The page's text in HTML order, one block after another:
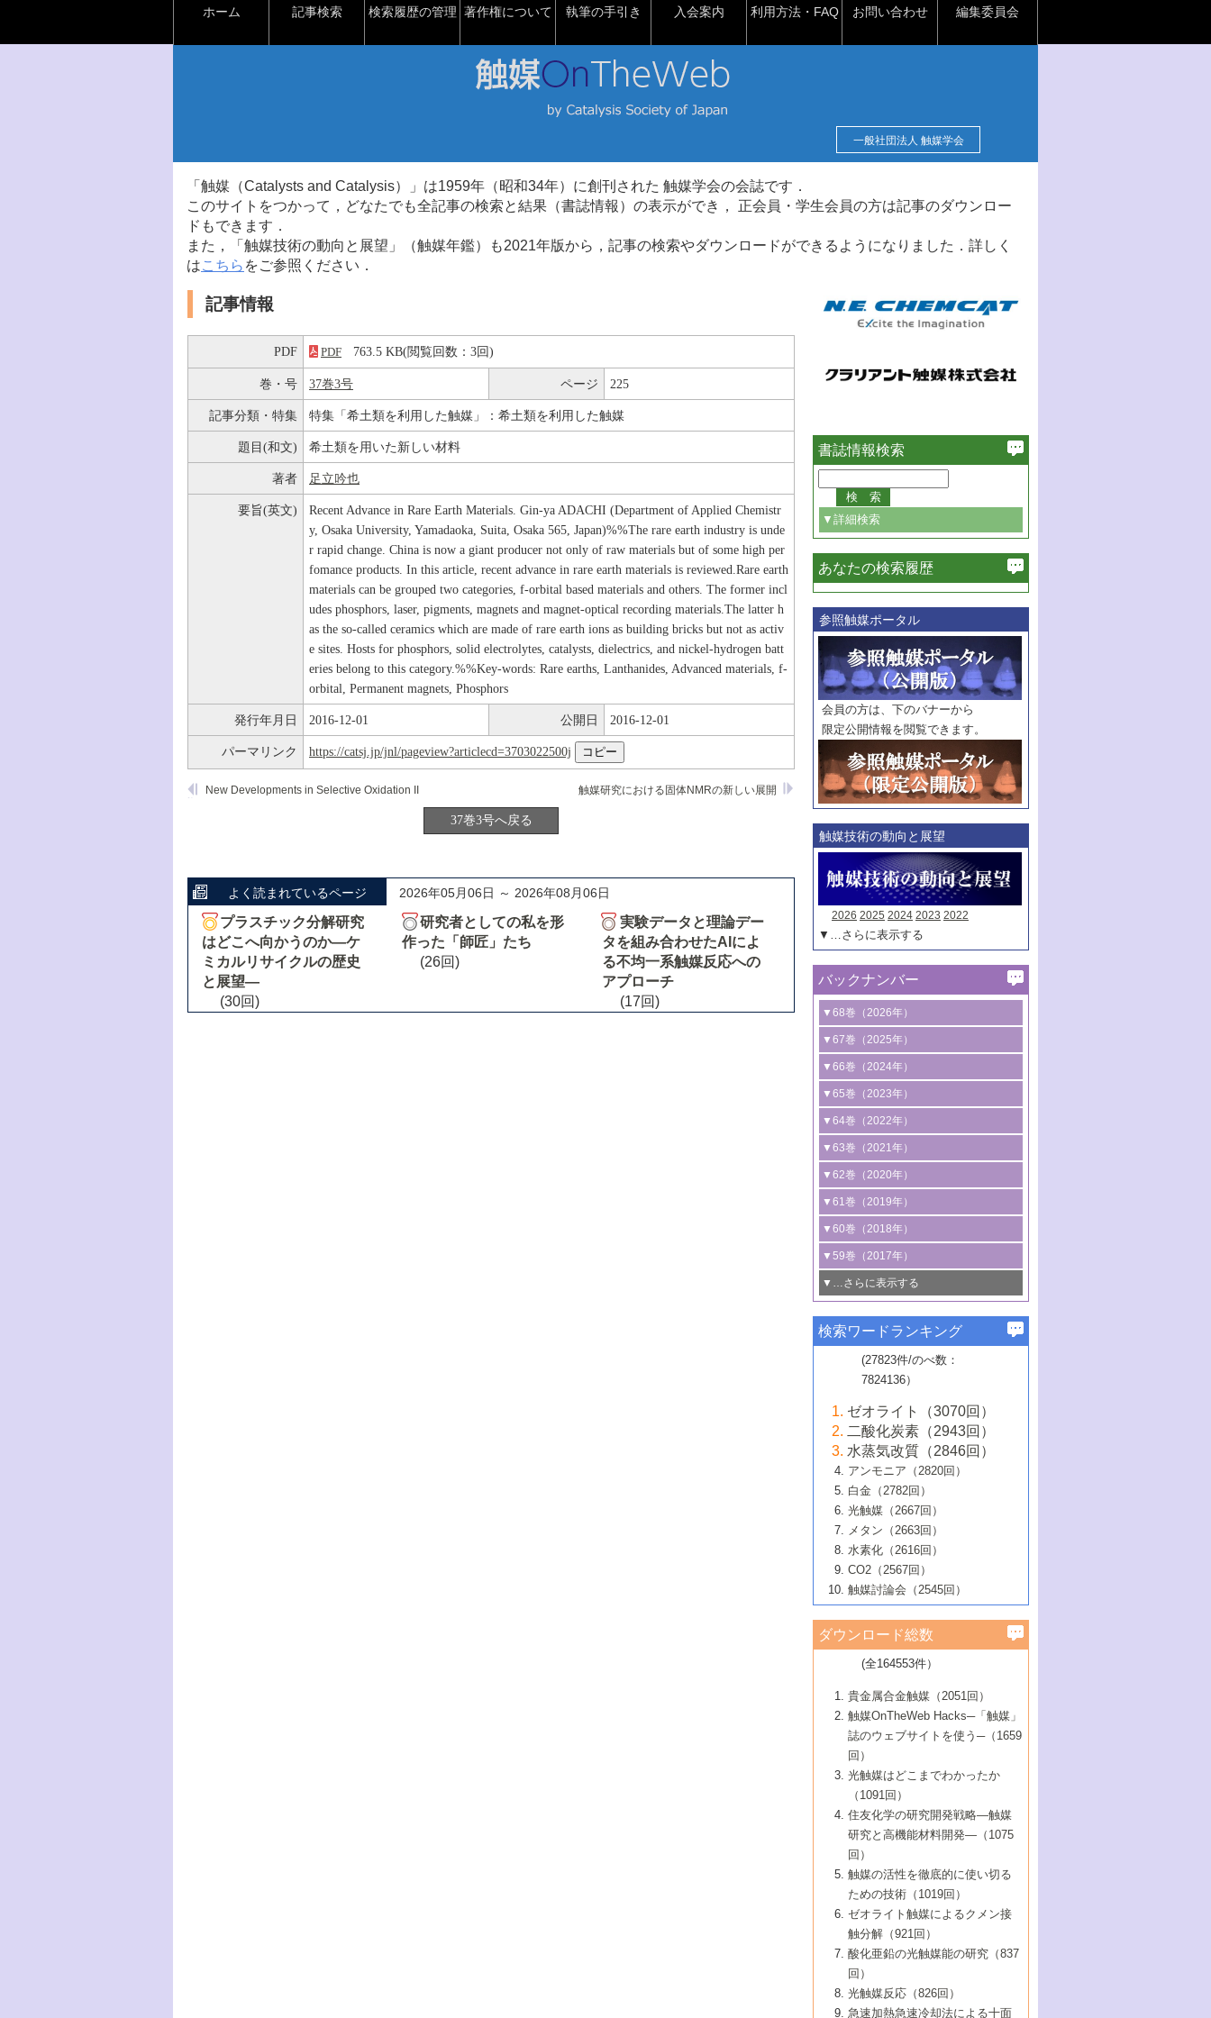
ホーム 記事検索 検索履歴の管理 著作権について 執筆の手引き 入会案内 利用方法・FAQ お問い合わせ 編集委員会
一般社団法人 触媒学会
「触媒（Catalysts and Catalysis）」は1959年（昭和34年）に創刊された 触媒学会の会誌です．
このサイトをつかって，どなたでも全記事の検索と結果（書誌情報）の表示ができ， 正会員・学生会員の方は記事のダウンロー
ドもできます．
また，「触媒技術の動向と展望」（触媒年鑑）も2021年版から，記事の検索やダウンロードができるようになりました．詳しく
はこちら をご参照ください．
記事情報
PDF PDF 763.5 KB(閲覧回数：3回)
巻・号 37巻3号 ページ 225
記事分類・特集 特集「希土類を利用した触媒」：希土類を利用した触媒
題目(和文) 希土類を用いた新しい材料
著者 足立吟也
要旨(英文)
Recent Advance in Rare Earth Materials. Gin-ya ADACHI (Department of Applied Chemistr
y, Osaka University, Yamadaoka, Suita, Osaka 565, Japan)%%The rare earth industry is unde
r rapid change. China is now a giant producer not only of raw materials but of some high per
fomance products. In this article, recent advance in rare earth materials is reviewed.Rare earth
materials can be grouped two categories, f-orbital based materials and others. The former incl
udes phosphors, laser, pigments, magnets and magnet-optical recording materials.The latter h
as the so-called ceramics which are made of rare earth ions as building bricks but not as activ
e sites. Hosts for phosphors, solid electrolytes, catalysts, dielectrics, and nickel-hydrogen batt
eries belong to this category.%%Key-words: Rare earths, Lanthanides, Advanced materials, f-
orbital, Permanent magnets, Phosphors
発行年月日 2016-12-01 公開日 2016-12-01
パーマリンク https://catsj.jp/jnl/pageview?articlecd=3703022500j
触媒研究における固体NMRの新しい展開
New Developments in Selective Oxidation II
37巻3号へ戻る
よく読まれているページ 2026年05月06日 ～ 2026年08月06日
プラスチック分解研究
はどこへ向かうのか―ケ
ミカルリサイクルの歴史
と展望―
(30回)
研究者としての私を形
作った「師匠」たち
(26回)
実験データと理論デー
タを組み合わせたAIによ
る不均一系触媒反応への
アプローチ
(17回)
書誌情報検索
▼詳細検索
必ず含む
巻・号指定
巻
号
範囲指定
巻
号～
巻
号
触媒年鑑
年度
記事種別
マーク：
マークあり
あなたの検索履歴
参照触媒ポータル
会員の方は、下のバナーから
限定公開情報を閲覧できます。
触媒技術の動向と展望
2026 2025 2024 2023 2022
▼…さらに表示する
バックナンバー
▼68巻（2026年）
1号 過酸化水素合成に関する研究動向
2号 コンピューター技術により加速する
触媒開発
3号 有機分子変換やCO 資源化のための
光触媒に関する最近の研究
B号 第137回触媒討論会（2026年）
▼67巻（2025年）
1号 CO
水素化によるグリーン燃料/グリ
ーンケミカル製造
2号 水素製造のための水分解技術に関す
る最近の研究
3号 オレフィン系樹脂の精密合成に関す
る最新技術
4号 アルコール類の効率的変換を実現す
る非貴金属触媒の研究動向
5号 ゼオライトの合成と応用における研
究動向
6号 ヘテロ接合界面
B号 第135回触媒討論会（2025年）
▼66巻（2024年）
1号 低次元ナノ構造を有する触媒材料
2号 規制反応場を活用した固体触媒研究
の新展開
3号 未踏分子変換を目指した酸化触媒プ
ロセスの最前線
4号 シンクロトロン放射光および中性子
線を利用した触媒解析技術の最先端
5号 単原子触媒
6号 参照触媒委員会からのお知らせ
B号 第133回触媒討論会（2023年）
▼65巻（2023年）
1号 炭素が関わる触媒機能
2号 プラスチックケミカルリサイクルの
ための触媒技術
3号 非酸化物系金属化合物を基盤とした
触媒材料の開発
4号 格子酸素・格子酸素欠陥を利用した
触媒反応
5号 生体触媒によるエネルギー変換反応
6号 窒素とリンの循環のための触媒・機
能性材料
▼64巻（2022年）
1号 合成ガス製造とCOを用いるケミカル
ズ合成の最新動向
2号 化学品合成のための合金触媒開発
3号 CO の排出削減および有効活用のた
めの触媒技術
4号 若手による情報発信企画～とびたて
若き触媒の研究者たち～（1）
若き触媒の研究者たち～（2）
6号 石油のノーブル・ユースを志向した
触媒技術
大学：オンライン・対面開催）
▼63巻（2021年）
1号 金触媒の新展開
2号 ペロブスカイト
3号 特殊反応場を利用した触媒的分子変
換反応
4号 多孔質材料を用いた触媒の新展開
5号 情報学的手法を用いた触媒開発
6号 カーボンニュートラルに向けた電解
技術
B号 第127回触媒討論会（2021年・オン
ライン開催(Zoom)のみ）
▼62巻（2020年）
1号 触媒設計を拓く欠陥構造のキャラク
タリゼーション
2号 機能化学品製造に資するクリーンな
触媒的酸化反応
3号 水処理のための触媒化学
4号 光触媒を用いた水分解の最新の研究
動向
5号 次世代の触媒プロセスを支えるマイ
6号 メタン転換技術の最新動向
B号 第125回触媒討論会（2020年・工学
院大学）
▼61巻（2019年）
1号 物質移動制御に着目した触媒プロセ
ス開発
2号 CO2 フリー水素サプライチェーンに
関わる触媒開発動向
3号 精密高分子合成に関する最近の研究
動向
4号 バイオマス化成品製造のための触媒
5号 固体触媒による含窒素有機化合物変
換の最前線
6号 貴金属使用量低減に向けた自動車排
ガス浄化触媒の開発
B号 第123回触媒討論会（2019年・大阪
▼60巻（2018年）
1号 固体酸触媒の最新の研究動向
2号 二酸化炭素からの有用化学品合成
3号 ナノ粒子・クラスター触媒の最前線
4号 60周年記念企画
5号 進化するゼオライト合成技術
6号 非貴金属系触媒における電気化学的
B号 第121回触媒討論会（2018年・東京
大学）
▼59巻（2017年）
1号 いたるところに，触媒
最先端技術
3号 無機分離膜材料の開発と触媒反応プ
ロセスへの適用
5号 水素のふるまいを解き明かす最先端
研究
6号 低級アルカンの有効利用のための触
媒技術
B号 第119回触媒討論会（2017年・首都
大学東京）
▼…さらに表示する
1号 ユニークな構造の高分子を生み出す触
2号 リグニンからの化成品製造に向けた触
媒技術
3号 触媒研究の最先端～とびたて若き研究
者たち～（1）
4号 触媒研究の最先端～とびたて若き研究
者たち～（2）
5号 触媒研究の最先端～とびたて若き研究
者たち～（3）
6号 イオニクス材料と燃料電池・電解合成
の最新の研究動向
B号 第117回触媒討論会（2016年・大阪府
立大学）
▼57巻（2015年）
1号 水素キャリアにかかわる触媒技術の新
2号 石油精製用触媒の最近の進展
3号 固体酸化物形燃料電池（SOFC）におけ
るアノード触媒上での燃料直接改質技術
4号 コアシェル構造の制御による触媒機能
5号 工業触媒およびその周辺技術の最近の
進歩
6号 ナノシート
B号 第115回触媒討論会（2015年・成蹊大
▼56巻（2014年）
2号 光触媒反応機構に関する最新の研究動
向
開発動向
4号 人工光合成に向けた近年のアプローチ
5号 未利用熱エネルギーの有効活用に貢献
する触媒技術
6号 ポリオキソメタレート
B号 第113回触媒討論会（2014年・ロワジ
ールホテル豊橋）
1号 高耐久性燃料電池システム用触媒にお
ける新展開
2号 リビングラジカル重合の最近の動向
3号 天然ガスの化学工業的展開に関する触
媒技術
4号 貴金属触媒の精密構造制御とその活用
5号 バイオマス化成品製造のための固体触
6号 ナノ空間─吸着状態解析から新機能開拓
B号 第111回触媒討論会（2013年・関西大
▼54巻（2012年）
1号 規則性多孔体の利用技術における最近
の進歩
2号 第109回触媒討論会
3号 貴金属低減技術の最新動向
4号 貴金属代替技術の最新動向
5号 光触媒による物質変換反応の新展開
6号 グラフェン
7号 水素を利用する化成品合成の新潮流
▼53巻（2011年）
1号 金属学から見る合金触媒の新展開
2号 第107回触媒討論会
3号 触媒のその場観察法の進歩（１）
4号 触媒のその場観察法の進歩（２）
5号 不活性結合の触媒的活性化による有機
合成
6号 新しい固体酸触媒技術
7号 ゼオライト合成における最近の進歩
▼52巻（2010年）
1号 触媒の劣化対策と長寿命触媒開発
2号 第105回触媒討論会
3号 ナノ構造が拓く新機能
4号 活性サイトおよびその環境の精密な設
計による触媒の高機能化
5号 触媒を有効に使うための技術
7号 有機分子触媒による精密有機合成
8号 高機能化ポリオレフィンに向けた重合
触媒の最近の進展
1号 炭素材料－熱い注目を集める材料－
2号 第103回触媒討論会
3号 環境浄化用光触媒の現状と課題
4号 水素社会の実現に向けた水素製造・貯
蔵技術の進歩
5号 CO2が関わる触媒・材料
7号 持続可能社会実現のための触媒および
触媒関連技術
▼50巻（2008年）
1号 触媒化学と学会のこの10年，半世紀，
そして未来
2号 第101回触媒討論会
4号 錯体を利用したユニークな表面構造の
構築と機能
5号 若手会員による触媒研究の未来展望1：
企業編
6号 第102回触媒討論会
7号 触媒・化学反応における計算化学の進
8号 若手研究者による触媒研究の未来展望
2：大学・研究所編
▼49巻（2007年）
1号 含フッ素化合物の合成と触媒
2号 第99回触媒討論会
3号 実用的ファインケミカル合成プロセス
を実現する触媒
5号 こんな物質，あんな物質―新たな触媒
の可能性―
7号 『結晶の化学』を活かした触媒研究
8号 イオン液体の応用
▼48巻（2006年）
1号 固体酸触媒の最近の進歩
2号 第97回触媒討論会
3号 リビング重合触媒の最近の展開
5号 水素製造・貯蔵のための触媒技術の新
しい展開
6号 第98回触媒討論会
7号 基礎化学品製造の触媒技術
8号 多機能型リアクター
1号 最近の触媒担体とその効果
2号 第95回触媒討論会
4号 水分解用光触媒材料
5号 時間分解分光の進歩と応用
6号 第96回触媒討論会
8号 超臨界流体を用いた化学プロセスの新
▼46巻（2004年）
1号 部分酸化反応触媒の最前線
2号 第93回触媒討論会
3号 特殊エネルギー場の触媒反応
4号 生体内における金属の触媒作用
5号 ファインケミカルズの展開に寄与する
6号 第94回触媒討論会
7号 サブナノレベルでみた新しい表面現象
8号 オレフィン重合触媒の新たな展
▼45巻（2003年）
1号 なぜこの触媒が良いのか？
2号 第91回触媒討論会
3号 最近の自動車排ガス処理技術
4号 触媒研究の現状と将来─第90回触媒討論
5号 基礎化学品製造の触媒技術
6号 第92回触媒討論会
7号 基礎化学品製造の触媒技術
8号 資源の循環と触媒技術
▼44巻（2002年）
1号 高次制御された触媒の化学
2号 第89回触媒討論会
3号 触媒を利用した電気化学の新展開
4号 ナノ材料の調製と機能化
5号 こんな触媒が欲しい
6号 第90回触媒討論会
7号 触媒研究と学術雑誌/情報
8号 若い世代からみた触媒化学の現状と未
▼43巻（2001年）
1号 グリーンケミストリーと触媒
2号 第87回触媒討論会特集号
3号 生体触媒とバイオプロセス
4号 水素製造・利用の触媒化学
5号 触媒研究における新しい切り口：コン
ビナトリアルケミストリー
6号 第88回触媒討論会特集号
7号 企業における触媒研究のブレークスル
8号 この材料を触媒として使ってみません
▼42巻（2000年）
1号 触媒反応工学の明日を拓く
2号 第85回触媒討論会
3号 反応ダイナミクス
5号 触媒のおもしろさをどのように伝える
6号 第86回触媒討論会
7号 水素化精製触媒の新しい展開
8号 新しい反応性と機能性を目指した金属
クラスタ-化学
▼41巻（1999年）
1号 孔、穴、あな?-特異な空間とその利用-
2号 第83回触媒討論会
3号 均一系触媒反応最前線
4号 実用炭素材料の新展開
5号 研究の方法論を考える
7号 機能性金属材料と触媒
8号 触媒研究へのNMRの応用と展望
▼40巻（1998年）
進展と21世紀への提言/創立40周年記念・触
媒学会この10年の歩みとこれから/創立40周
2号 第81回触媒討論会
3号 計算機触媒化学へのさそい
4号 触媒劣化の制御と予測
5号 最新の実用プロセスと触媒
6号 第82回触媒討論会
1号 均一系と不均一系触媒反応-その特徴と
接点
2号 第79回触媒討論会
3号 最新NO除去触媒の実用化研究
4号 新しい反応場を目指した触媒調製
5号 反応・分離技術の新しい展開
6号 第80回触媒討論会
▼38巻（1996年）
1号 触媒の構造と触媒作用/C1化学を中心と
する21世紀への触媒
3号 オリンピックメダル:金・銀・銅はどん
な触媒作用を示すか
4号 触媒作用における機能の複合化
▼37巻（1995年）
1号 ファインケミカルズと固体触媒
2号 第75回触媒討論会
3号 希土類を利用した触媒
4号 触媒とリサイクル
5号 エネルギー変換触媒
▼36巻（1994年）
1号 電気化学と触媒
2号 第73回触媒討論会
3号 C4化学の展開
4号 《通常号》
▼35巻（1993年）
1号 工業触媒開発マニュアル―探索から工
業化まで
2号 第71回触媒討論会
▼34巻（1992年）
1号 インパクトを与えたこの研究
2号 第69回触媒討論会
▼33巻（1991年）
1号 触媒プロセス開発マニュアル―探索か
▼32巻（1990年）
検索ワードランキング
(27823件/のべ数：
7824136）
ゼオライト（3070回）
二酸化炭素（2943回）
水蒸気改質（2846回）
アンモニア（2820回）
白金（2782回）
光触媒（2667回）
メタン（2663回）
水素化（2616回）
CO2（2567回）
触媒討論会（2545回）
ダウンロード総数
(全164553件）
貴金属合金触媒（2051回）
触媒OnTheWeb Hacks─「触媒」
誌のウェブサイトを使う─（1659
回）
光触媒はどこまでわかったか
（1091回）
住友化学の研究開発戦略―触媒
研究と高機能材料開発―（1075
回）
触媒の活性を徹底的に使い切る
ための技術（1019回）
ゼオライト触媒によるクメン接
触分解（921回）
酸化亜鉛の光触媒能の研究（837
回）
光触媒反応（826回）
急速加熱急速冷却法による十面